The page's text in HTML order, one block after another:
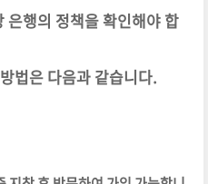
은행의 정책을 확인해야 합
법은 다음과 같습니다.